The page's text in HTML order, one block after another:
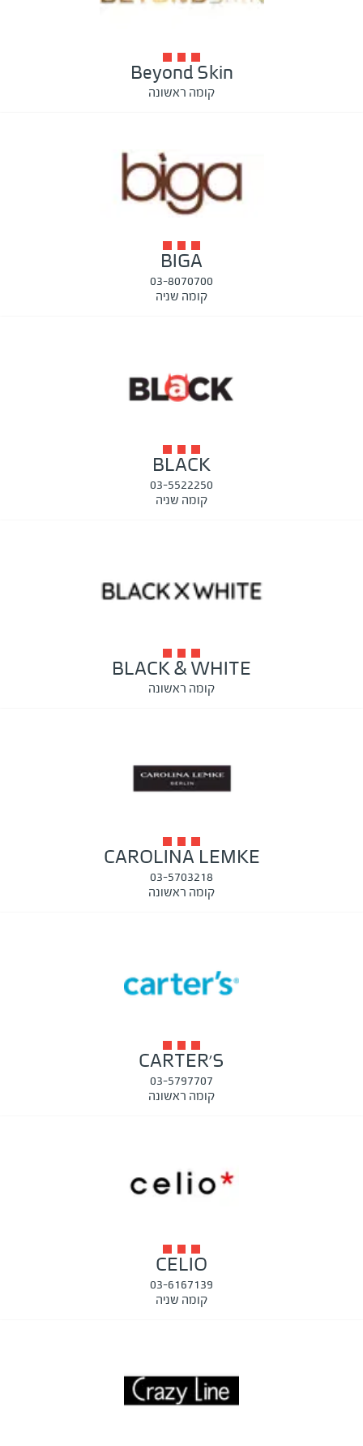
Beyond Skin
קומה ראשונה
BIGA
03-8070700
קומה שניה
BLACK
03-5522250
קומה שניה
BLACK & WHITE
קומה ראשונה
CAROLINA LEMKE
03-5703218
קומה ראשונה
CARTER'S
03-5797707
קומה ראשונה
CELIO
03-6167139
קומה שניה